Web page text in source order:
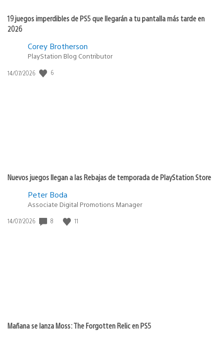
19 juegos imperdibles de PS5 que llegarán a tu pantalla más tarde en
2026
Corey Brotherson
PlayStation Blog Contributor
Fecha
14/07/2026 6
Nuevos juegos llegan a las Rebajas de temporada de PlayStation Store
Peter Boda
Associate Digital Promotions Manager
Fecha
14/07/2026 8 11
Mañana se lanza Moss: The Forgotten Relic en PS5